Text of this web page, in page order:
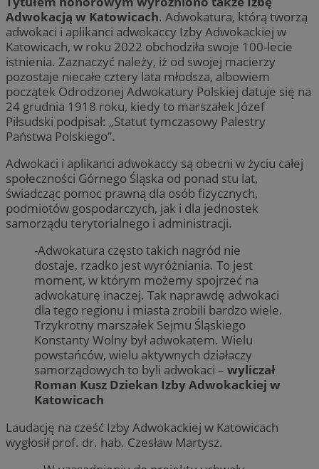
Adwokacją w Katowicach. Adwokatura, którą tworzą
adwokaci i aplikanci adwokaccy Izby Adwokackiej w
Katowicach, w roku 2022 obchodziła swoje 100-lecie
istnienia. Zaznaczyć należy, iż od swojej macierzy
pozostaje niecałe cztery lata młodsza, albowiem
początek Odrodzonej Adwokatury Polskiej datuje się na
24 grudnia 1918 roku, kiedy to marszałek Józef
Piłsudski podpisał: „Statut tymczasowy Palestry
Państwa Polskiego”.
Adwokaci i aplikanci adwokaccy są obecni w życiu całej
społeczności Górnego Śląska od ponad stu lat,
świadcząc pomoc prawną dla osób fizycznych,
podmiotów gospodarczych, jak i dla jednostek
samorządu terytorialnego i administracji.
-Adwokatura często takich nagród nie
dostaje, rzadko jest wyróżniania. To jest
moment, w którym możemy spojrzeć na
adwokaturę inaczej. Tak naprawdę adwokaci
dla tego regionu i miasta zrobili bardzo wiele.
Trzykrotny marszałek Sejmu Śląskiego
Konstanty Wolny był adwokatem. Wielu
powstańców, wielu aktywnych działaczy
samorządowych to byli adwokaci – wyliczał
Roman Kusz Dziekan Izby Adwokackiej w
Katowicach
Laudację na cześć Izby Adwokackiej w Katowicach
wygłosił prof. dr. hab. Czesław Martysz.